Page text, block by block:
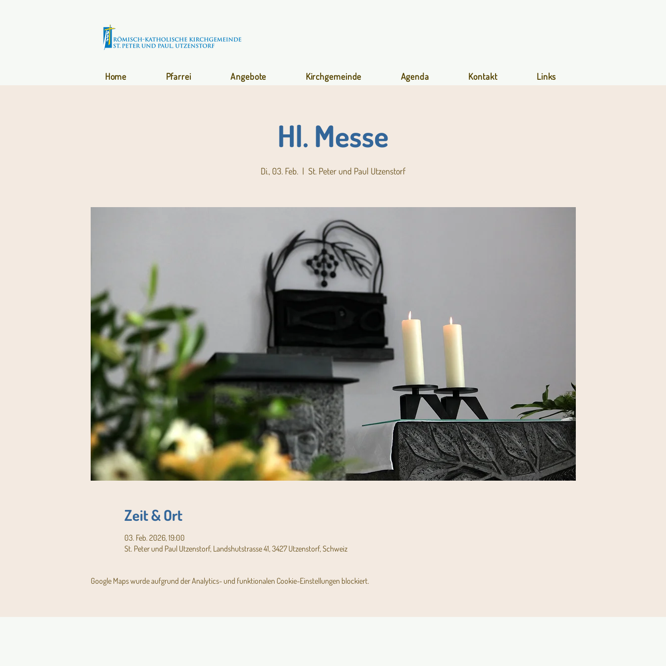
Home Pfarrei Angebote Kirchgemeinde Agenda Kontakt Links
Hl. Messe
Di., 03. Feb.
  |
St. Peter und Paul Utzenstorf
Zeit & Ort
03. Feb. 2026, 19:00
St. Peter und Paul Utzenstorf, Landshutstrasse 41, 3427 Utzenstorf, Schweiz
Google Maps wurde aufgrund der Analytics- und funktionalen Cookie-Einstellungen blockiert.